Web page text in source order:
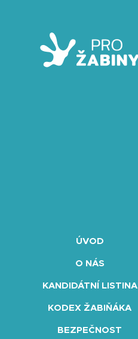
ÚVOD
O NÁS
KANDIDÁTNÍ LISTINA
KODEX ŽABIŇÁKA
BEZPEČNOST